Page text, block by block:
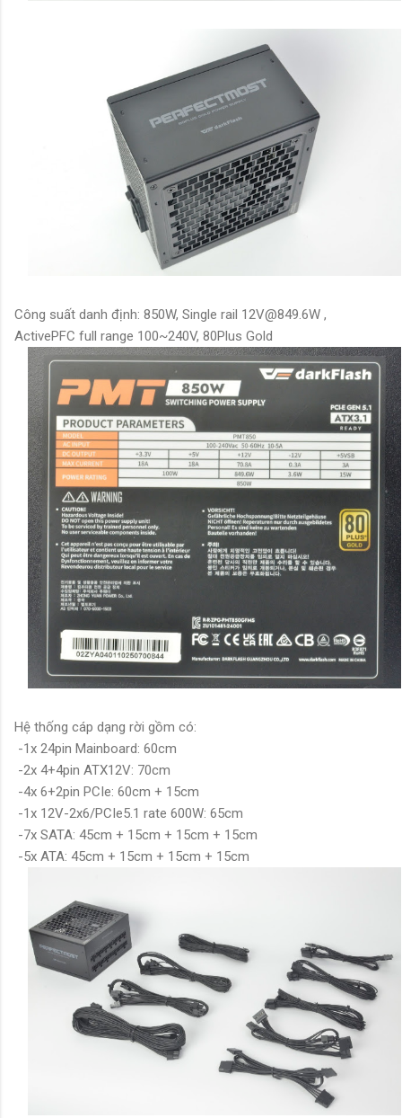
Công suất danh định: 850W, Single rail 12V@849.6W ,
ActivePFC full range 100~240V, 80Plus Gold
Hệ thống cáp dạng rời gồm có:
-1x 24pin Mainboard: 60cm
-2x 4+4pin ATX12V: 70cm
-4x 6+2pin PCIe: 60cm + 15cm
-1x 12V-2x6/PCIe5.1 rate 600W: 65cm
-7x SATA: 45cm + 15cm + 15cm + 15cm
-5x ATA: 45cm + 15cm + 15cm + 15cm